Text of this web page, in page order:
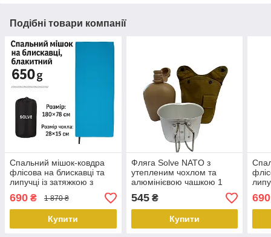
Подібні товари компанії
Спальний мішок-ковдра
флісова на блискавці та
липучці із затяжкою з
чохлом Блакитний 180 см
x 78 см Solve KT7001107
PeremogaUA
690 ₴ 1 870 ₴
Купити
Фляга Solve NATO з
утепленим чохлом та
алюмінієвою чашкою 1
літр Койот KT6104005
PeremogaUA
545₴
Купити
см
690